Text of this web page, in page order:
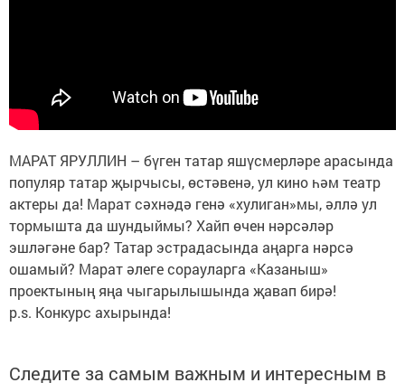
МАРАТ ЯРУЛЛИН – бүген татар яшүсмерләре арасында
популяр татар җырчысы, өстәвенә, ул кино һәм театр
актеры да! Марат сәхнәдә генә «хулиган»мы, әллә ул
тормышта да шундыймы? Хайп өчен нәрсәләр
эшләгәне бар? Татар эстрадасында аңарга нәрсә
ошамый? Марат әлеге сорауларга «Казаныш»
проектының яңа чыгарылышында җавап бирә!
p.s. Конкурс ахырында!
Следите за самым важным и интересным в